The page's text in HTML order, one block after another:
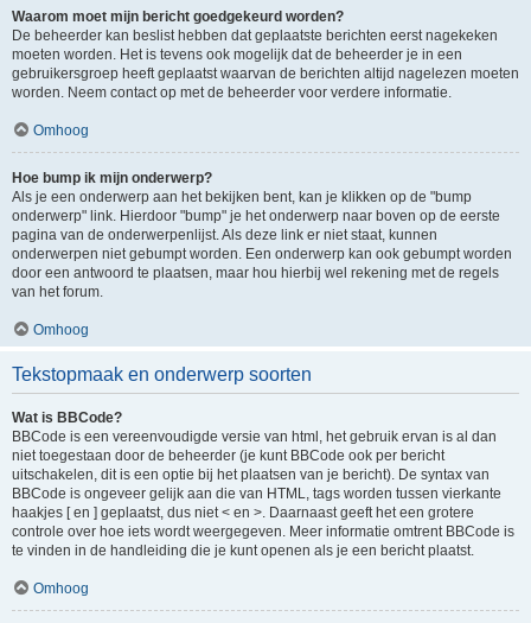
Waarom moet mijn bericht goedgekeurd worden?
De beheerder kan beslist hebben dat geplaatste berichten eerst nagekeken
moeten worden. Het is tevens ook mogelijk dat de beheerder je in een
gebruikersgroep heeft geplaatst waarvan de berichten altijd nagelezen moeten
worden. Neem contact op met de beheerder voor verdere informatie.
Omhoog
Hoe bump ik mijn onderwerp?
Als je een onderwerp aan het bekijken bent, kan je klikken op de "bump
onderwerp" link. Hierdoor "bump" je het onderwerp naar boven op de eerste
pagina van de onderwerpenlijst. Als deze link er niet staat, kunnen
onderwerpen niet gebumpt worden. Een onderwerp kan ook gebumpt worden
door een antwoord te plaatsen, maar hou hierbij wel rekening met de regels
van het forum.
Omhoog
Tekstopmaak en onderwerp soorten
Wat is BBCode?
BBCode is een vereenvoudigde versie van html, het gebruik ervan is al dan
niet toegestaan door de beheerder (je kunt BBCode ook per bericht
uitschakelen, dit is een optie bij het plaatsen van je bericht). De syntax van
BBCode is ongeveer gelijk aan die van HTML, tags worden tussen vierkante
haakjes [ en ] geplaatst, dus niet < en >. Daarnaast geeft het een grotere
controle over hoe iets wordt weergegeven. Meer informatie omtrent BBCode is
te vinden in de handleiding die je kunt openen als je een bericht plaatst.
Omhoog